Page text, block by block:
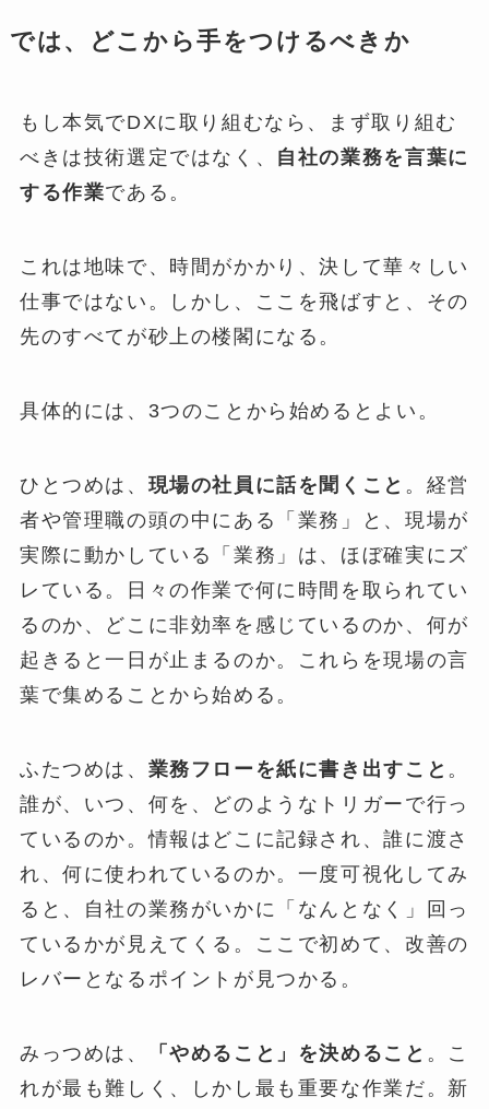
では、どこから手をつけるべきか
もし本気でDXに取り組むなら、まず取り組む
べきは技術選定ではなく、 自社の業務を言葉に
する作業である。
これは地味で、時間がかかり、決して華々しい
仕事ではない。しかし、ここを飛ばすと、その
先のすべてが砂上の楼閣になる。
具体的には、3つのことから始めるとよい。
ひとつめは、 現場の社員に話を聞くこと 。経営
者や管理職の頭の中にある「業務」と、現場が
実際に動かしている「業務」は、ほぼ確実にズ
レている。日々の作業で何に時間を取られてい
るのか、どこに非効率を感じているのか、何が
起きると一日が止まるのか。これらを現場の言
葉で集めることから始める。
ふたつめは、 業務フローを紙に書き出すこと 。
誰が、いつ、何を、どのようなトリガーで行っ
ているのか。情報はどこに記録され、誰に渡さ
れ、何に使われているのか。一度可視化してみ
ると、自社の業務がいかに「なんとなく」回っ
ているかが見えてくる。ここで初めて、改善の
レバーとなるポイントが見つかる。
みっつめは、 「やめること」を決めること 。こ
れが最も難しく、しかし最も重要な作業だ。新